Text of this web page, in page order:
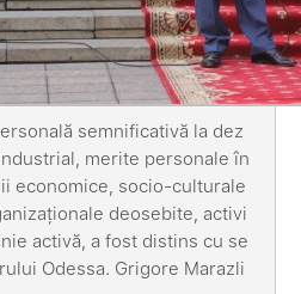
semnificativă la dez
merite personale în
economice, socio-culturale
deosebite, activi
activă, a fost distins cu se
Odessa. Grigore Marazli